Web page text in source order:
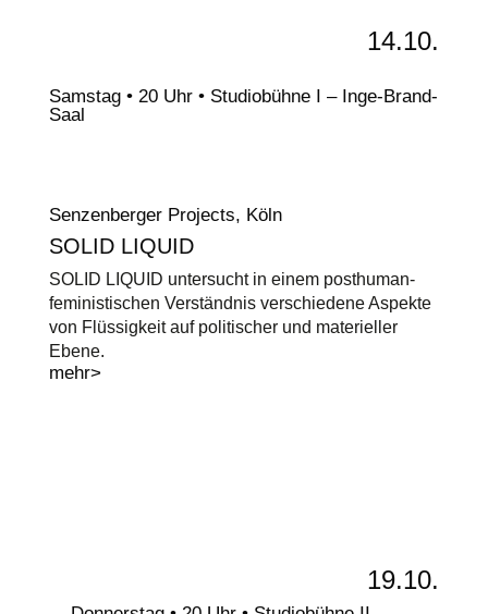
14.10.
Samstag • 20 Uhr • Studiobühne I – Inge-Brand-
Saal
Senzenberger Projects, Köln
SOLID LIQUID
SOLID LIQUID untersucht in einem posthuman-
feministischen Verständnis verschiedene Aspekte
von Flüssigkeit auf politischer und materieller
Ebene.
mehr>
19.10.